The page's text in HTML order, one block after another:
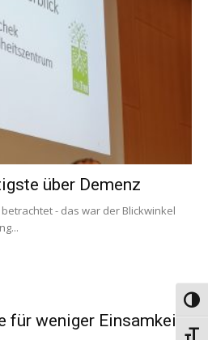
über Demenz
- das war der Blickwinkel
für weniger Einsamkeit